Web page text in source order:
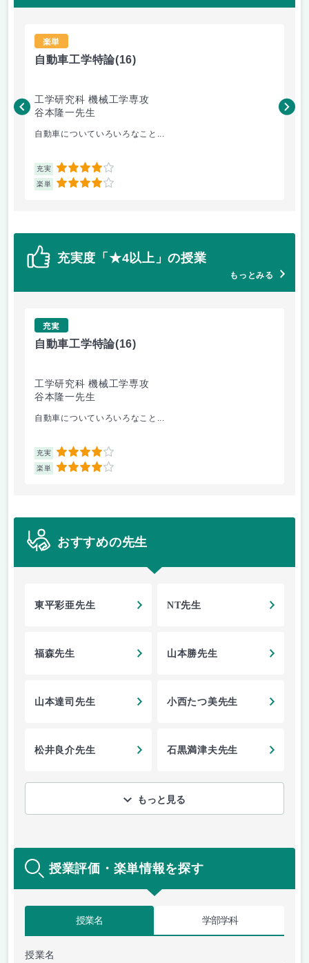
楽単
自動車工学特論(16)
工学研究科 機械工学専攻
谷本隆一先生
自動車についていろいろなこと...
充実 4
楽単 4
松
充実度「★4以上」の授業
もっとみる
充実
自動車工学特論(16)
工学研究科 機械工学専攻
谷本隆一先生
自動車についていろいろなこと...
充実 4
楽単 4
おすすめの先生
東平彩亜先生 NT先生
福森先生 山本勝先生
山本達司先生 小西たつ美先生
松井良介先生 石黒満津夫先生
もっと見る
授業評価・楽単情報を探す
授業名 学部学科
授業名